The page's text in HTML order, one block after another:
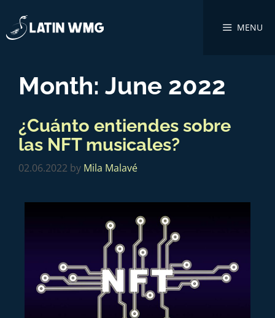
MENU
Month: June 2022
¿Cuánto entiendes sobre
las NFT musicales?
02.06.2022 by Mila Malavé